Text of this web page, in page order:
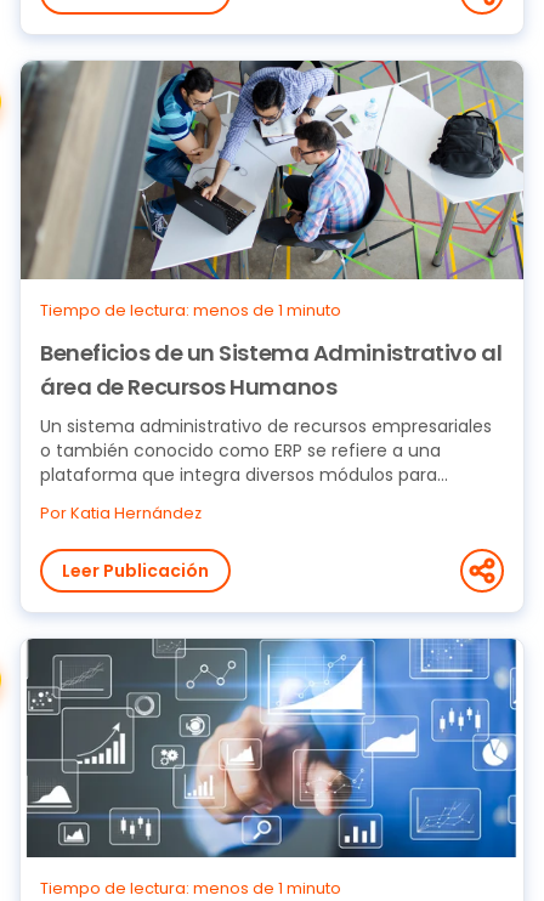
Tiempo de lectura: menos de 1 minuto
Beneficios de un Sistema Administrativo al
área de Recursos Humanos
Un sistema administrativo de recursos empresariales
o también conocido como ERP se refiere a una
plataforma que integra diversos módulos para...
Por Katia Hernández
Leer Publicación
Tiempo de lectura: menos de 1 minuto